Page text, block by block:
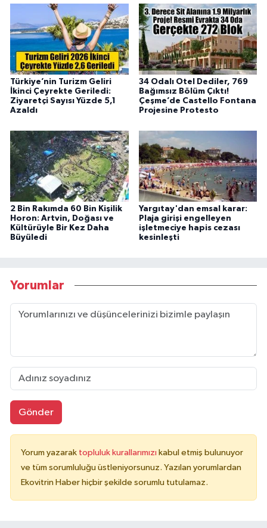
Türkiye’nin Turizm Geliri
İkinci Çeyrekte Geriledi:
Ziyaretçi Sayısı Yüzde 5,1
Azaldı
34 Odalı Otel Dediler, 769
Bağımsız Bölüm Çıktı!
Çeşme’de Castello Fontana
Projesine Protesto
2 Bin Rakımda 60 Bin Kişilik
Horon: Artvin, Doğası ve
Kültürüyle Bir Kez Daha
Büyüledi
Yargıtay'dan emsal karar:
Plaja girişi engelleyen
işletmeciye hapis cezası
kesinleşti
Yorumlar
Gönder
Yorum yazarak topluluk kurallarımızı kabul etmiş bulunuyor
ve tüm sorumluluğu üstleniyorsunuz. Yazılan yorumlardan
Ekovitrin Haber hiçbir şekilde sorumlu tutulamaz.